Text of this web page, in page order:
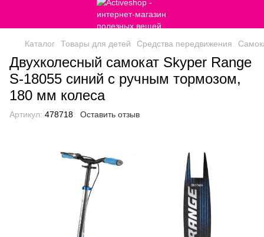
Каталог Товары для детей Средства передвижения
Двухколесный самокат Skyper Range
S-18055 синий с ручным тормозом,
180 мм колеса
Артикул: 478718 Оставить отзыв